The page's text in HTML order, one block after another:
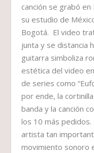
canción se grabó
su estudio de
Bogotá. El video
junta y se distancia
guitarra simboliza
estética del video
de series como
por ende, la
banda y la canción
los 10 más pedidos.
artista tan
movimiento sonoro